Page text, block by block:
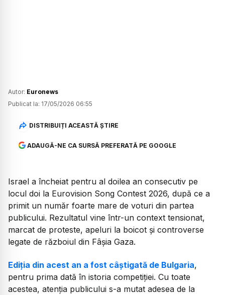
Autor: Euronews
Publicat la: 17/05/2026 06:55
DISTRIBUIȚI ACEASTĂ ȘTIRE
ADAUGĂ-NE CA SURSĂ PREFERATĂ PE GOOGLE
Israel a încheiat pentru al doilea an consecutiv pe
locul doi la Eurovision Song Contest 2026, după ce a
primit un număr foarte mare de voturi din partea
publicului. Rezultatul vine într-un context tensionat,
marcat de proteste, apeluri la boicot și controverse
legate de războiul din Fâșia Gaza.
Ediția din acest an a fost câștigată de Bulgaria,
pentru prima dată în istoria competiției. Cu toate
acestea, atenția publicului s-a mutat adesea de la